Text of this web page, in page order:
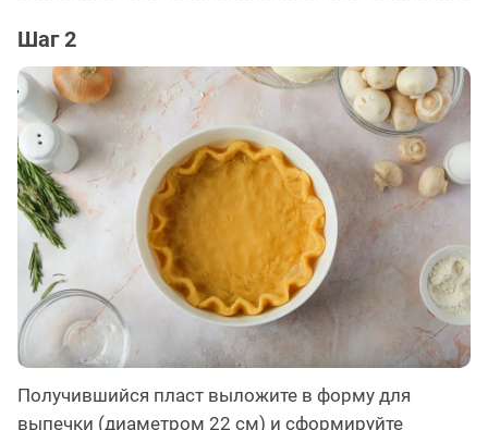
Шаг 2
Получившийся пласт выложите в форму для
выпечки (диаметром 22 см) и сформируйте